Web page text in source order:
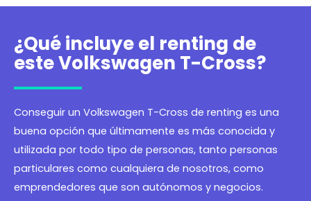
¿Qué incluye el renting de
este Volkswagen T-Cross?
Conseguir un Volkswagen T-Cross de renting es una
buena opción que últimamente es más conocida y
utilizada por todo tipo de personas, tanto personas
particulares como cualquiera de nosotros, como
emprendedores que son autónomos y negocios.